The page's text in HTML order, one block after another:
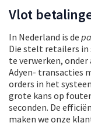
Vlot
In Nederland is de
Die stelt retailers
te verwerken, onder
Adyen- transacties
orders in het
grote kans op
seconden. De
maken we onze